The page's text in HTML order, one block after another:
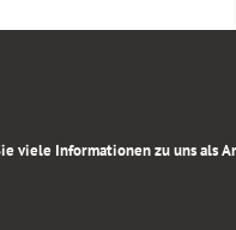
Informationen zu uns als